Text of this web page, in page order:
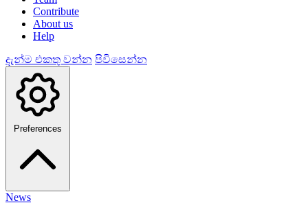
Contribute
About us
Help
දැන්ම එකතු වන්න පිවිසෙන්න
Preferences
News